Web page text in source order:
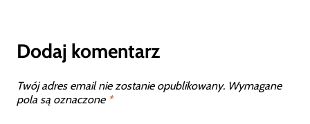
Dodaj komentarz
Twój adres email nie zostanie opublikowany. Wymagane
pola są oznaczone *